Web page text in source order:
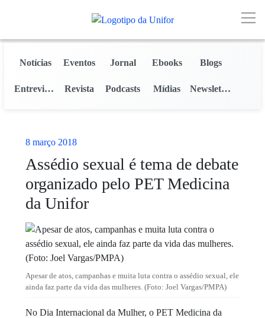
Notícias Eventos Jornal Ebooks Blogs
Entrevistas Revista Podcasts Mídias Newsletter
8 março 2018
Assédio sexual é tema de debate
organizado pelo PET Medicina
da Unifor
Apesar de atos, campanhas e muita luta contra o assédio sexual, ele
ainda faz parte da vida das mulheres. (Foto: Joel Vargas/PMPA)
No Dia Internacional da Mulher, o PET Medicina da